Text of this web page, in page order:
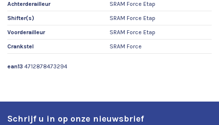
Achterderailleur SRAM Force Etap
Shifter(s) SRAM Force Etap
Voorderailleur SRAM Force Etap
Crankstel SRAM Force
ean13 4712878473294
Schrijf u in op onze nieuwsbrief